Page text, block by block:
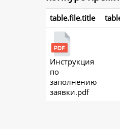
table.file.title
Инструкция
по
заполнению
заявки.pdf